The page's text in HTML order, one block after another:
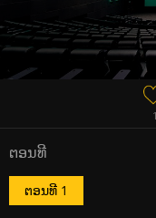
1
ຕອນທີ
ຕອນທີ 1